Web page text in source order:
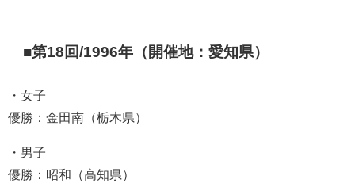
■第18回/1996年（開催地：愛知県）
・女子
優勝：金田南（栃木県）
・男子
優勝：昭和（高知県）